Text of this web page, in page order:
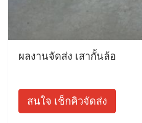
ผลงานจัดส่ง เสากั้นล้อ
สนใจ เช็กคิวจัดส่ง